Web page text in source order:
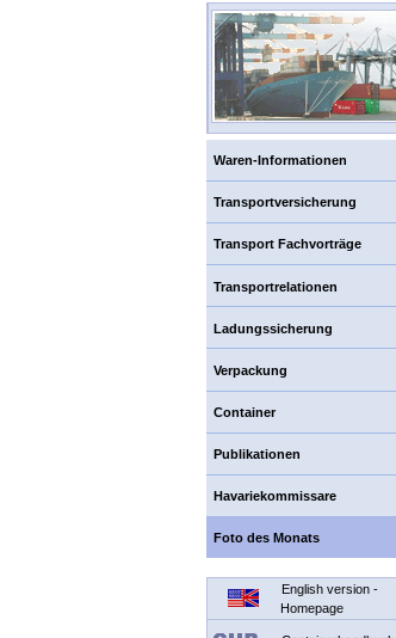
Waren-Informationen
Transportversicherung
Transport Fachvorträge
Transportrelationen
Ladungssicherung
Verpackung
Container
Publikationen
Havariekommissare
Foto des Monats
English version -
Homepage